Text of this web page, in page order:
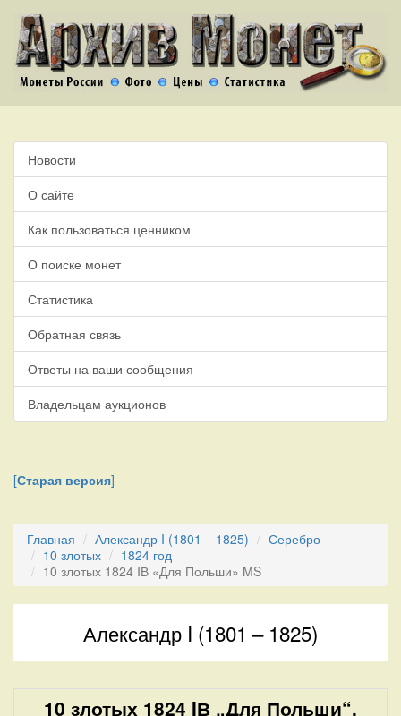
Новости
О сайте
Как пользоваться ценником
О поиске монет
Статистика
Обратная связь
Ответы на ваши сообщения
Владельцам аукционов
[Старая версия]
Главная Александр I (1801 – 1825)
Серебро
10 злотых
1824 год
10 злотых 1824 IВ «Для Польши» MS
Александр I (1801 – 1825)
10 злотых 1824 IВ „Для Польши“.